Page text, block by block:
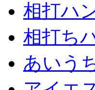
相打ハ
相打ち
あいう